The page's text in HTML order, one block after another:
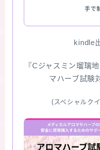
手で
kindle
『Cジャスミン瑠璃
マハーブ試験
(スペシャルク